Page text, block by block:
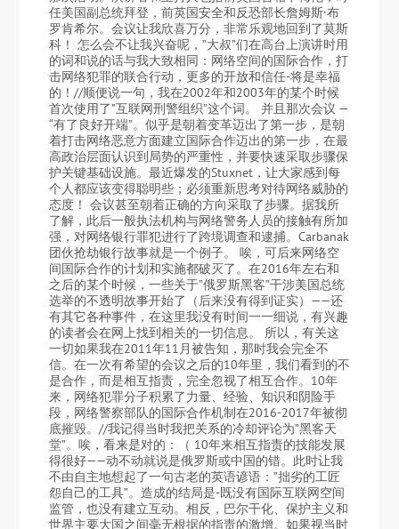
任美国副总统拜登，前英国安全和反恐部长詹姆斯·布
罗肯希尔。会议让我欣喜万分，非常乐观地回到了莫斯
科！ 怎么会不让我兴奋呢，”大叔”们在高台上演讲时用
的词和说的话与我大致相同：网络空间的国际合作，打
击网络犯罪的联合行动，更多的开放和信任-将是幸福
的！//顺便说一句，我在2002年和2003年的某个时候
首次使用了”互联网刑警组织”这个词。 并且那次会议 —
“有了良好开端”。似乎是朝着变革迈出了第一步，是朝
着打击网络恶意方面建立国际合作迈出的第一步，在最
高政治层面认识到局势的严重性，并要快速采取步骤保
护关键基础设施。最近爆发的Stuxnet，让大家感到每
个人都应该变得聪明些；必须重新思考对待网络威胁的
态度！ 会议甚至朝着正确的方向采取了步骤。据我所
了解，此后一般执法机构与网络警务人员的接触有所加
强，对网络银行罪犯进行了跨境调查和逮捕。Carbanak
团伙抢劫银行故事就是一个例子。 唉，可后来网络空
间国际合作的计划和实施都破灭了。在2016年左右和
之后的某个时候，一些关于”俄罗斯黑客”干涉美国总统
选举的不透明故事开始了（后来没有得到证实）——还
有其它各种事件，在这里我没有时间一一细说，有兴趣
的读者会在网上找到相关的一切信息。 所以，有关这
一切如果我在2011年11月被告知，那时我会完全不
信。在一次有希望的会议之后的10年里，我们看到的不
是合作，而是相互指责，完全忽视了相互合作。10年
来，网络犯罪分子积累了力量、经验、知识和阴险手
段，网络警察部队的国际合作机制在2016-2017年被彻
底摧毁。//我记得当时我把关系的冷却评论为”黑客天
堂”。唉，看来是对的：（ 10年来相互指责的技能发展
得很好——动不动就说是俄罗斯或中国的错。此时让我
不由自主地想起了一句古老的英语谚语：”拙劣的工匠
怨自己的工具”。造成的结局是-既没有国际互联网空间
监管，也没有建立互动。相反，巴尔干化、保护主义和
世界主要大国之间毫无根据的指责的激增。如果视当时